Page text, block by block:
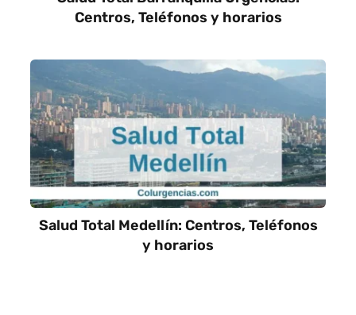
Centros, Teléfonos y horarios
Salud Total Medellín: Centros, Teléfonos
y horarios